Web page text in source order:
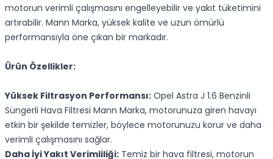
motorun verimli çalışmasını engelleyebilir ve yakıt tüketimini
artırabilir. Mann Marka, yüksek kalite ve uzun ömürlü
performansıyla öne çıkan bir markadır.
Ürün Özellikler:
Yüksek Filtrasyon Performansı: Opel Astra J 1.6 Benzinli
Süngerli Hava Filtresi Mann Marka, motorunuza giren havayı
etkin bir şekilde temizler, böylece motorunuzu korur ve daha
verimli çalışmasını sağlar.
Daha İyi Yakıt Verimliliği: Temiz bir hava filtresi, motorun